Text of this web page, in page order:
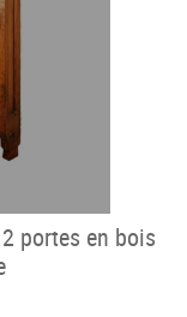
portes en bois